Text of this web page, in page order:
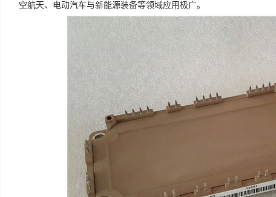
空航天、电动汽车与新能源装备等领域应用极广。